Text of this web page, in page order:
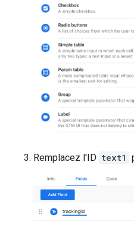
Remplacez l'ID text1